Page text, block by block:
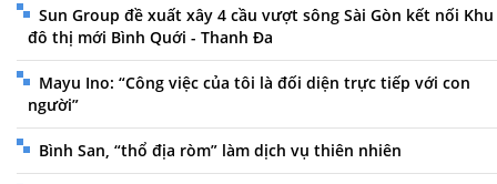
Sun Group đề xuất xây 4 cầu vượt sông Sài Gòn kết nối Khu
đô thị mới Bình Quới - Thanh Đa
Mayu Ino: “Công việc của tôi là đối diện trực tiếp với con
người”
Bình San, “thổ địa ròm” làm dịch vụ thiên nhiên